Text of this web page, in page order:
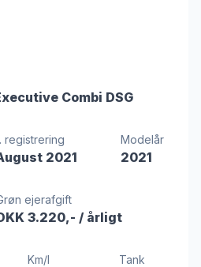
Combi DSG
registrering
2021
Modelår
2021
ejerafgift
3.220,- / årligt
Km/l Tank